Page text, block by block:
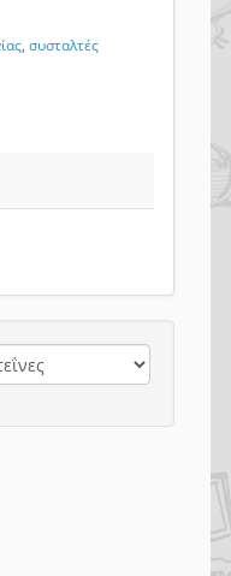
,συσταλτές